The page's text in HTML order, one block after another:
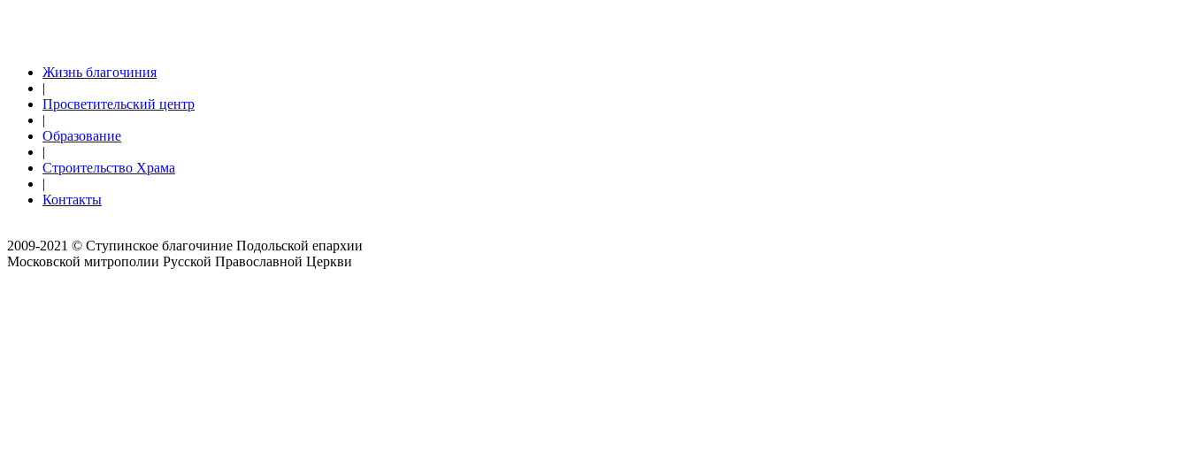
Жизнь благочиния
|
Просветительский центр
|
Образование
|
Строительство Храма
|
Контакты
2009-2021 © Ступинское благочиние Подольской епархии
Московской митрополии Русской Православной Церкви